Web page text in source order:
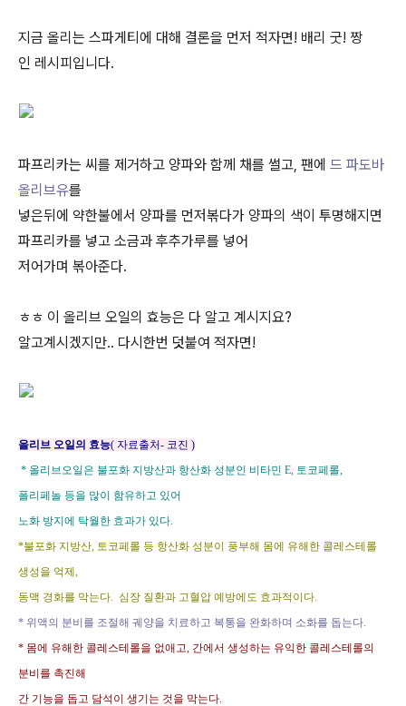
지금 올리는 스파게티에 대해 결론을 먼저 적자면! 배리 굿! 짱
인 레시피입니다.
파프리카는 씨를 제거하고 양파와 함께 채를 썰고, 팬에 드 파도바
올리브유를
넣은뒤에 약한불에서 양파를 먼저볶다가 양파의 색이 투명해지면
파프리카를 넣고 소금과 후추가루를 넣어
저어가며 볶아준다.
ㅎㅎ 이 올리브 오일의 효능은 다 알고 계시지요?
알고계시겠지만.. 다시한번 덧붙여 적자면!
올리브 오일의 효능( 자료출처- 코진 )
* 올리브오일은 불포화 지방산과 항산화 성분인 비타민 E, 토코페롤,
폴리페놀 등을 많이 함유하고 있어
노화 방지에 탁월한 효과가 있다.
*불포화 지방산, 토코페롤 등 항산화 성분이 풍부해 몸에 유해한 콜레스테롤
생성을 억제 ,
동맥 경화를 막는다. 심장 질환과 고혈압 예방에도 효과적이다.
* 위액의 분비를 조절해 궤양을 치료하고 복통을 완화하며 소화를 돕는다.
* 몸에 유해한 콜레스테롤을 없애고, 간에서 생성하는 유익한 콜레스테롤의
분비를 촉진해
간 기능을 돕고 담석이 생기는 것을 막는다.